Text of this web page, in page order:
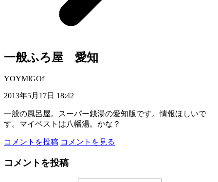
一般ふろ屋 愛知
YOYMlGOf
2013年5月17日 18:42
一般の風呂屋。スーパー銭湯の愛知版です。情報ほしいで
す。マイベストは八幡湯。かな？
コメントを投稿 コメントを見る
コメントを投稿